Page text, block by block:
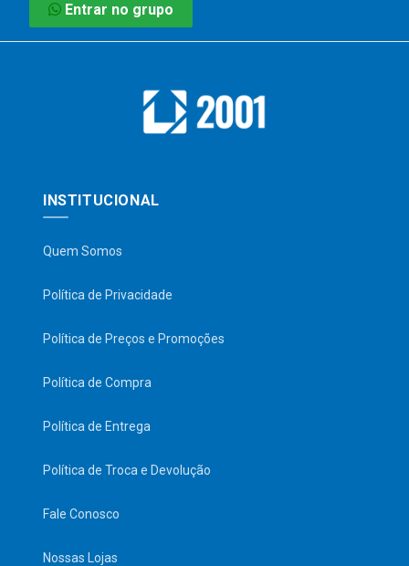
Entrar no grupo
INSTITUCIONAL
Quem Somos
Política de Privacidade
Política de Preços e Promoções
Política de Compra
Política de Entrega
Política de Troca e Devolução
Fale Conosco
Nossas Lojas